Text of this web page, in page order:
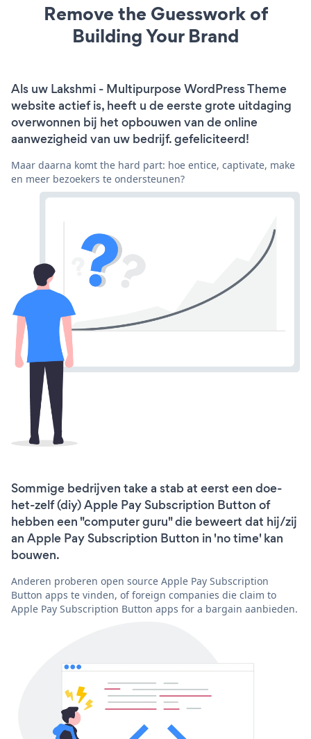
Remove the Guesswork of
Building Your Brand
Als uw Lakshmi - Multipurpose WordPress Theme
website actief is, heeft u de eerste grote uitdaging
overwonnen bij het opbouwen van de online
aanwezigheid van uw bedrijf. gefeliciteerd!
Maar daarna komt the hard part: hoe entice, captivate, make
en meer bezoekers te ondersteunen?
Sommige bedrijven take a stab at eerst een doe-
het-zelf (diy) Apple Pay Subscription Button of
hebben een "computer guru" die beweert dat hij/zij
an Apple Pay Subscription Button in 'no time' kan
bouwen.
Anderen proberen open source Apple Pay Subscription
Button apps te vinden, of foreign companies die claim to
Apple Pay Subscription Button apps for a bargain aanbieden.